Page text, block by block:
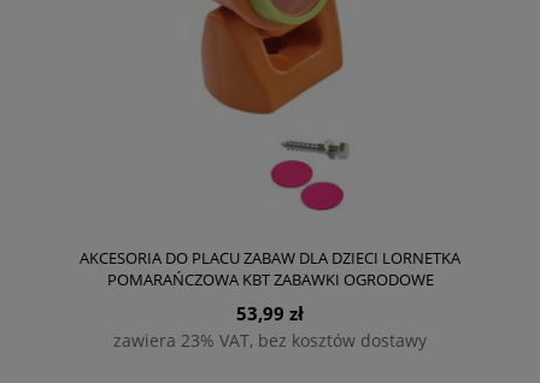
AKCESORIA DO PLACU ZABAW DLA DZIECI LORNETKA
POMARAŃCZOWA KBT ZABAWKI OGRODOWE
53,99 zł
zawiera 23% VAT, bez kosztów dostawy